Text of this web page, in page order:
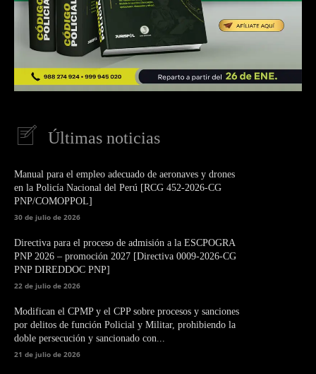
Últimas noticias
Manual para el empleo adecuado de aeronaves y drones
en la Policía Nacional del Perú [RCG 452-2026-CG
PNP/COMOPPOL]
30 de julio de 2026
Directiva para el proceso de admisión a la ESCPOGRA
PNP 2026 – promoción 2027 [Directiva 0009-2026-CG
PNP DIREDDOC PNP]
22 de julio de 2026
Modifican el CPMP y el CPP sobre procesos y sanciones
por delitos de función Policial y Militar, prohibiendo la
doble persecución y sancionado con...
21 de julio de 2026